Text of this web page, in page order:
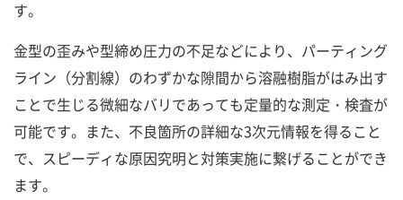
す。
金型の歪みや型締め圧力の不足などにより、パーティング
ライン（分割線）のわずかな隙間から溶融樹脂がはみ出す
ことで生じる微細なバリであっても定量的な測定・検査が
可能です。また、不良箇所の詳細な3次元情報を得ること
で、スピーディな原因究明と対策実施に繋げることができ
ます。